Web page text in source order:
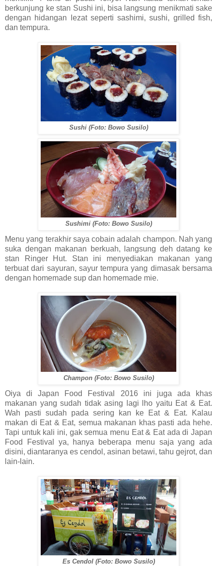
berkunjung ke stan Sushi ini, bisa langsung menikmati sake
dengan hidangan lezat seperti sashimi, sushi, grilled fish,
dan tempura.
Sushi (Foto: Bowo Susilo)
Sushimi (Foto: Bowo Susilo)
Menu yang terakhir saya cobain adalah champon. Nah yang
suka dengan makanan berkuah, langsung deh datang ke
stan Ringer Hut. Stan ini menyediakan makanan yang
terbuat dari sayuran, sayur tempura yang dimasak bersama
dengan homemade sup dan homemade mie.
Champon (Foto: Bowo Susilo)
Oiya di Japan Food Festival 2016 ini juga ada khas
makanan yang sudah tidak asing lagi lho yaitu Eat & Eat.
Wah pasti sudah pada sering kan ke Eat & Eat. Kalau
makan di Eat & Eat, semua makanan khas pasti ada hehe.
Tapi untuk kali ini, gak semua menu Eat & Eat ada di Japan
Food Festival ya, hanya beberapa menu saja yang ada
disini, diantaranya es cendol, asinan betawi, tahu gejrot, dan
lain-lain.
Es Cendol (Foto: Bowo Susilo)